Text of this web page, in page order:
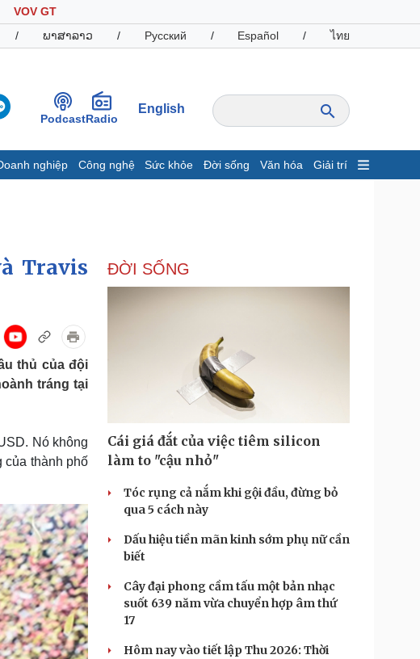
VOV GT
/ ພາສາລາວ / Русский / Español / ไทย
PodcastRadio
English
nghiệp Công nghệ Sức khỏe Đời sống Văn hóa Giải trí
Giá cà phê
Doanh nghiệp
Doanh nghiệp 24h
Doanh nhân
Sành điệu
Tin Công nghệ
Trải nghiệm
Chuyển đổi số
Du lịch
Tư vấn
check-in
Podcast
Đọc truyện đêm khuya
Hạt giống tâm hồn
Travis
thủ của đội
tráng tại
Nó không
của thành phố
ĐỜI SỐNG
Cái giá đắt của việc tiêm silicon
làm to "cậu nhỏ"
Tóc rụng cả nắm khi gội đầu, đừng bỏ
qua 5 cách này
Dấu hiệu tiền mãn kinh sớm phụ nữ cần
biết
Cây đại phong cầm tấu một bản nhạc
suốt 639 năm vừa chuyển hợp âm thứ
17
Hôm nay vào tiết lập Thu 2026: Thời